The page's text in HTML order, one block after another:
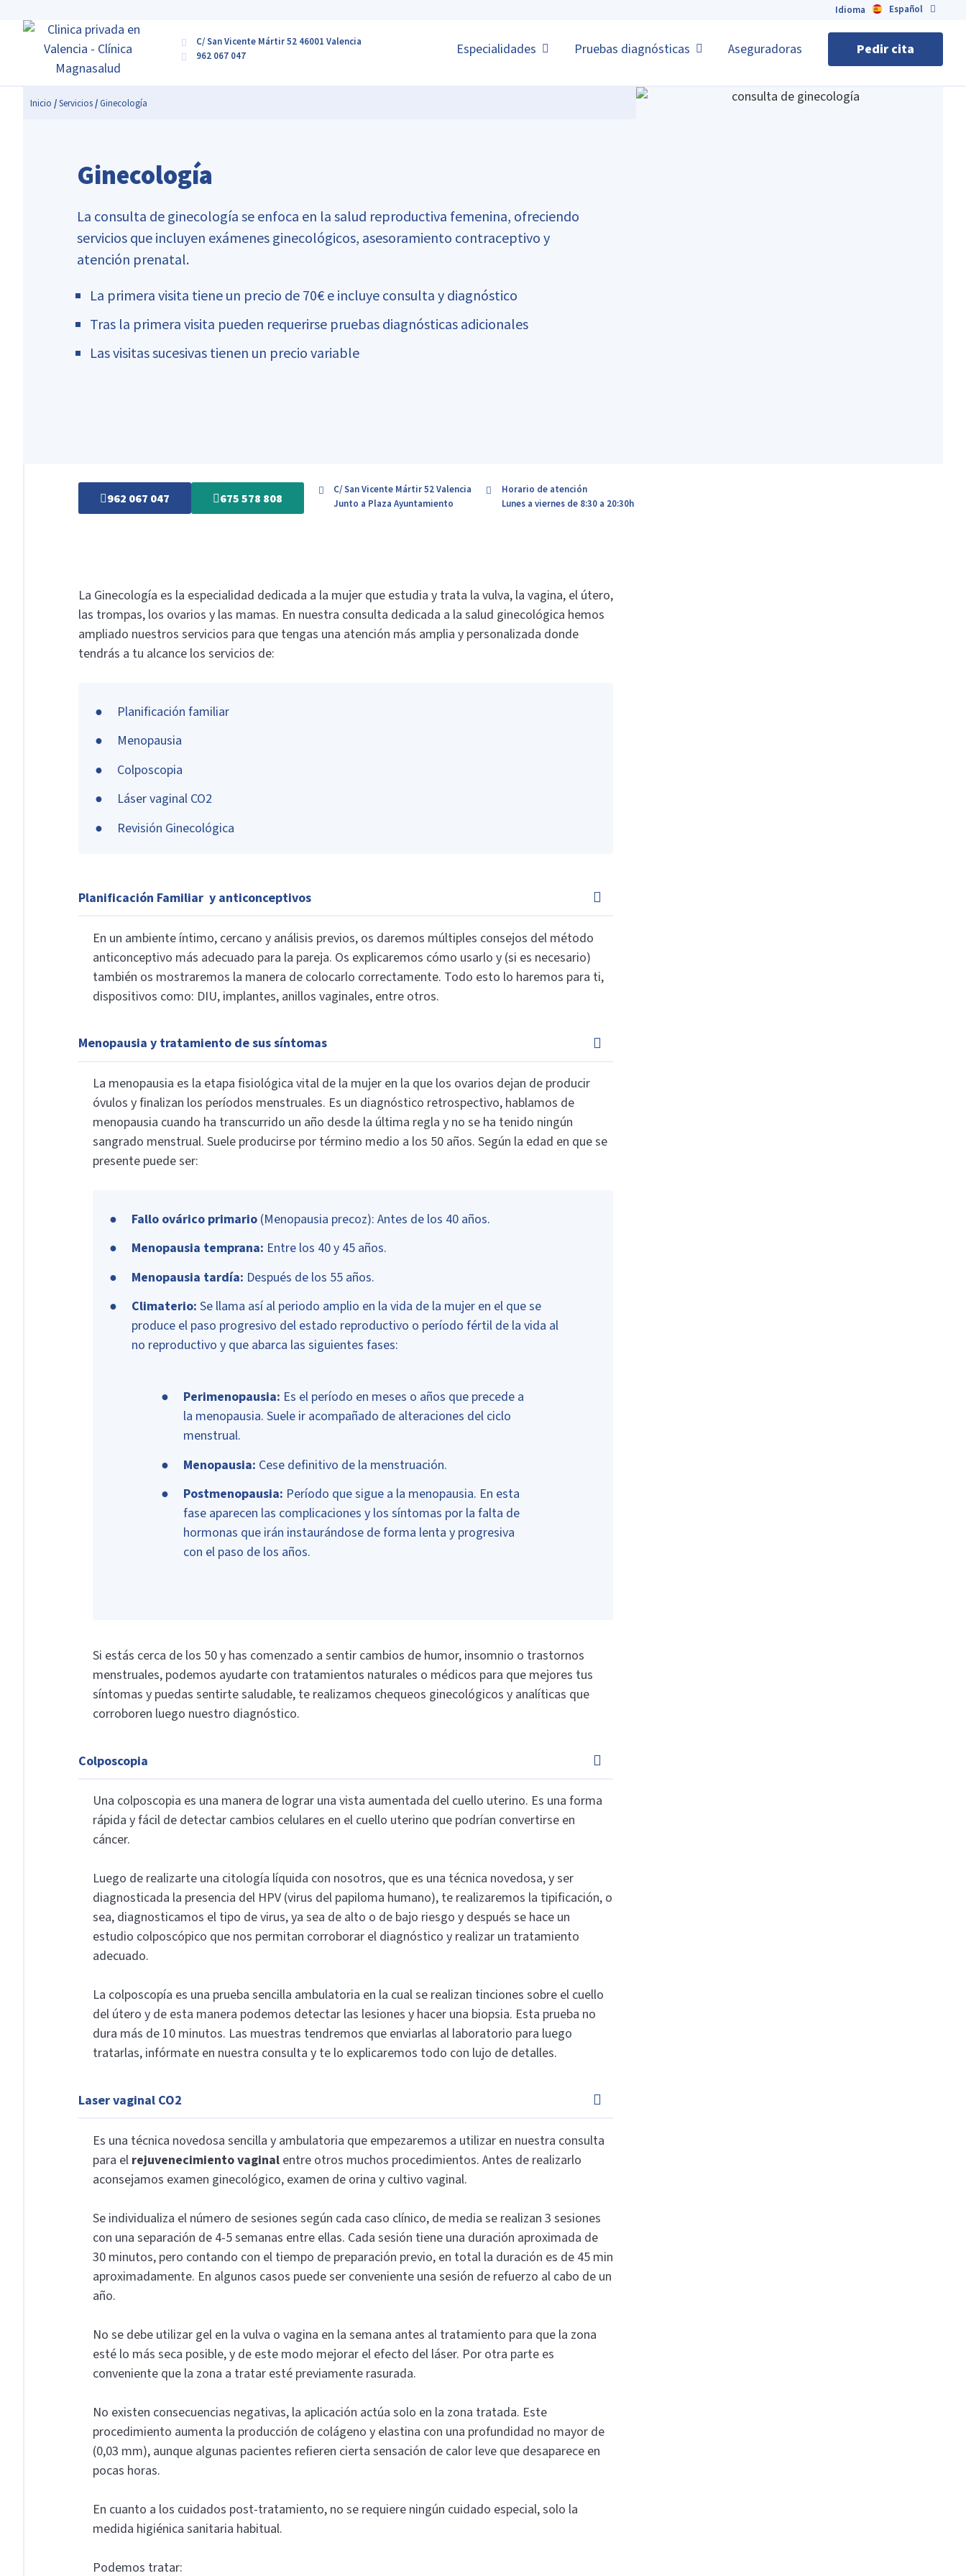
Español
English
Idioma
C/ San Vicente Mártir 52 46001 Valencia
962 067 047
Especialidades Pruebas diagnósticas Aseguradoras Pedir cita
Inicio /Servicios/Ginecología
Ginecología
La consulta de ginecología se enfoca en la salud reproductiva femenina, ofreciendo
servicios que incluyen exámenes ginecológicos, asesoramiento contraceptivo y
atención prenatal.
La primera visita tiene un precio de 70€ e incluye consulta y diagnóstico
Tras la primera visita pueden requerirse pruebas diagnósticas adicionales
Las visitas sucesivas tienen un precio variable
962 067 047 675 578 808
C/ San Vicente Mártir 52 Valencia
Junto a Plaza Ayuntamiento
Horario de atención
Lunes a viernes de 8:30 a 20:30h
La Ginecología es la especialidad dedicada a la mujer que estudia y trata la vulva, la vagina, el útero,
las trompas, los ovarios y las mamas. En nuestra consulta dedicada a la salud ginecológica hemos
ampliado nuestros servicios para que tengas una atención más amplia y personalizada donde
tendrás a tu alcance los servicios de:
Planificación familiar
Menopausia
Colposcopia
Láser vaginal CO2
Revisión Ginecológica
Planificación Familiar y anticonceptivos
En un ambiente íntimo, cercano y análisis previos, os daremos múltiples consejos del método
anticonceptivo más adecuado para la pareja. Os explicaremos cómo usarlo y (si es necesario)
también os mostraremos la manera de colocarlo correctamente. Todo esto lo haremos para ti,
dispositivos como: DIU, implantes, anillos vaginales, entre otros.
Menopausia y tratamiento de sus síntomas
La menopausia es la etapa fisiológica vital de la mujer en la que los ovarios dejan de producir
óvulos y finalizan los períodos menstruales. Es un diagnóstico retrospectivo, hablamos de
menopausia cuando ha transcurrido un año desde la última regla y no se ha tenido ningún
sangrado menstrual. Suele producirse por término medio a los 50 años. Según la edad en que se
presente puede ser:
Fallo ovárico primario (Menopausia precoz): Antes de los 40 años.
Menopausia temprana: Entre los 40 y 45 años.
Menopausia tardía: Después de los 55 años.
Climaterio: Se llama así al periodo amplio en la vida de la mujer en el que se
produce el paso progresivo del estado reproductivo o período fértil de la vida al
no reproductivo y que abarca las siguientes fases:
Perimenopausia: Es el período en meses o años que precede a
la menopausia. Suele ir acompañado de alteraciones del ciclo
menstrual.
Menopausia: Cese definitivo de la menstruación.
Postmenopausia: Período que sigue a la menopausia. En esta
fase aparecen las complicaciones y los síntomas por la falta de
hormonas que irán instaurándose de forma lenta y progresiva
con el paso de los años.
Si estás cerca de los 50 y has comenzado a sentir cambios de humor, insomnio o trastornos
menstruales, podemos ayudarte con tratamientos naturales o médicos para que mejores tus
síntomas y puedas sentirte saludable, te realizamos chequeos ginecológicos y analíticas que
corroboren luego nuestro diagnóstico.
Colposcopia
Una colposcopia es una manera de lograr una vista aumentada del cuello uterino. Es una forma
rápida y fácil de detectar cambios celulares en el cuello uterino que podrían convertirse en
cáncer.
Luego de realizarte una citología líquida con nosotros, que es una técnica novedosa, y ser
diagnosticada la presencia del HPV (virus del papiloma humano), te realizaremos la tipificación, o
sea, diagnosticamos el tipo de virus, ya sea de alto o de bajo riesgo y después se hace un
estudio colposcópico que nos permitan corroborar el diagnóstico y realizar un tratamiento
adecuado.
La colposcopía es una prueba sencilla ambulatoria en la cual se realizan tinciones sobre el cuello
del útero y de esta manera podemos detectar las lesiones y hacer una biopsia. Esta prueba no
dura más de 10 minutos. Las muestras tendremos que enviarlas al laboratorio para luego
tratarlas, infórmate en nuestra consulta y te lo explicaremos todo con lujo de detalles.
Laser vaginal CO2
Es una técnica novedosa sencilla y ambulatoria que empezaremos a utilizar en nuestra consulta
para el rejuvenecimiento vaginal entre otros muchos procedimientos. Antes de realizarlo
aconsejamos examen ginecológico, examen de orina y cultivo vaginal.
Se individualiza el número de sesiones según cada caso clínico, de media se realizan 3 sesiones
con una separación de 4-5 semanas entre ellas. Cada sesión tiene una duración aproximada de
30 minutos, pero contando con el tiempo de preparación previo, en total la duración es de 45 min
aproximadamente. En algunos casos puede ser conveniente una sesión de refuerzo al cabo de un
año.
No se debe utilizar gel en la vulva o vagina en la semana antes al tratamiento para que la zona
esté lo más seca posible, y de este modo mejorar el efecto del láser. Por otra parte es
conveniente que la zona a tratar esté previamente rasurada.
No existen consecuencias negativas, la aplicación actúa solo en la zona tratada. Este
procedimiento aumenta la producción de colágeno y elastina con una profundidad no mayor de
(0,03 mm), aunque algunas pacientes refieren cierta sensación de calor leve que desaparece en
pocas horas.
En cuanto a los cuidados post-tratamiento, no se requiere ningún cuidado especial, solo la
medida higiénica sanitaria habitual.
Podemos tratar: